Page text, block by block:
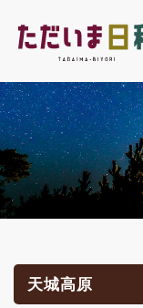
天城高原